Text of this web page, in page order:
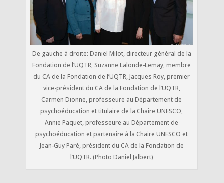
De gauche à droite: Daniel Milot, directeur général de la
Fondation de l’UQTR, Suzanne Lalonde-Lemay, membre
du CA de la Fondation de l’UQTR, Jacques Roy, premier
vice-président du CA de la Fondation de l’UQTR,
Carmen Dionne, professeure au Département de
psychoéducation et titulaire de la Chaire UNESCO,
Annie Paquet, professeure au Département de
psychoéducation et partenaire à la Chaire UNESCO et
Jean-Guy Paré, président du CA de la Fondation de
l’UQTR. (Photo Daniel Jalbert)